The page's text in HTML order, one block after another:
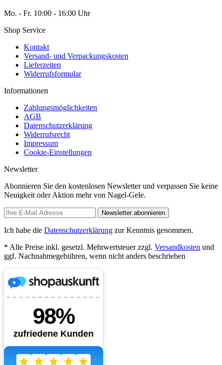
Mo. - Fr. 10:00 - 16:00 Uhr
Shop Service
Kontakt
Versand- und Verpackungskosten
Lieferzeiten
Widerrufsformular
Informationen
Zahlungsmöglichkeiten
AGB
Datenschutzerklärung
Widerrufsrecht
Impressum
Cookie-Einstellungen
Newsletter
Abonnieren Sie den kostenlosen Newsletter und verpassen Sie keine
Neuigkeit oder Aktion mehr von Nagel-Gele.
Newsletter abonnieren
Ich habe die Datenschutzerklärung zur Kenntnis genommen.
* Alle Preise inkl. gesetzl. Mehrwertsteuer zzgl. Versandkosten und
ggf. Nachnahmegebühren, wenn nicht anders beschrieben